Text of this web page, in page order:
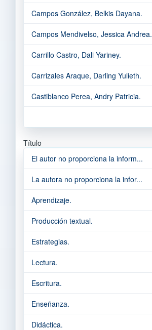
Campos González, Belkis Dayana.
Campos Mendivelso, Jessica Andrea.
Carrillo Castro, Dali Yariney.
Carrizales Araque, Darling Yulieth.
Castiblanco Perea, Andry Patricia.
Título
El autor no proporciona la inform...
La autora no proporciona la infor...
Aprendizaje.
Producción textual.
Estrategias.
Lectura.
Escritura.
Enseñanza.
Didáctica.